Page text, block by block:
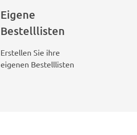
Eigene
Bestelllisten
Erstellen Sie ihre
eigenen Bestelllisten